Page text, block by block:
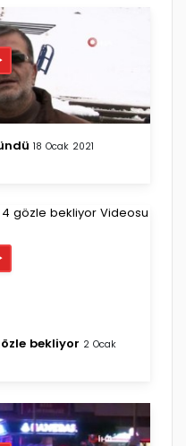
18 Ocak 2021
bekliyor 2 Ocak